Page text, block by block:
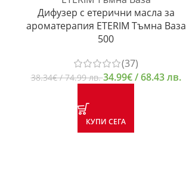
Дифузер с етерични масла за
ароматерапия ETERIM Тъмна Ваза
500
(37)
38.34€/ 74.99 лв.34.99€/ 68.43 лв.
КУПИ СЕГА